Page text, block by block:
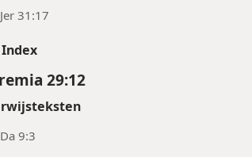
Jer 31:17
Index
29:12
Da 9:3